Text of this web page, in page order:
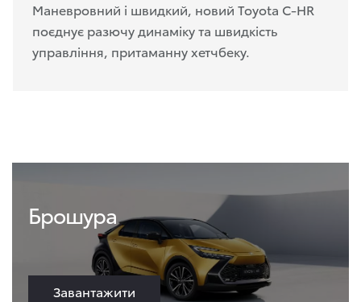
Маневровний і швидкий, новий Toyota C-HR
поєднує разючу динаміку та швидкість
управління, притаманну хетчбеку.
Брошура
Завантажити